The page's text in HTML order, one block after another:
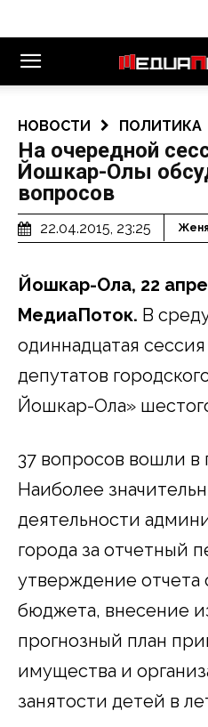
НОВОСТИ ПОЛИТИКА
На очередной
Йошкар-Олы
вопросов
22.04.2015, 23:25
Йошкар-Ола, 22
МедиаПоток. В
одиннадцатая
депутатов
Йошкар-Ола»
37 вопросов вошли в
Наиболее
деятельности
города за отчетный
утверждение отчета
бюджета, внесение
прогнозный план
имущества и
занятости детей в